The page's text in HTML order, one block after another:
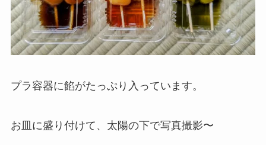
プラ容器に餡がたっぷり入っています。
お皿に盛り付けて、太陽の下で写真撮影〜